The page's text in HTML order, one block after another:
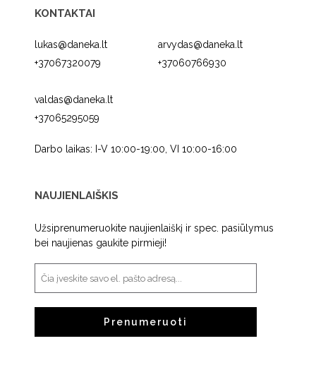
KONTAKTAI
lukas@daneka.lt
+37067320079
arvydas@daneka.lt
+37060766930
valdas@daneka.lt
+37065295059
Darbo laikas: I-V 10:00-19:00, VI 10:00-16:00
NAUJIENLAIŠKIS
Užsiprenumeruokite naujienlaiškį ir spec. pasiūlymus
bei naujienas gaukite pirmieji!
Prenumeruoti